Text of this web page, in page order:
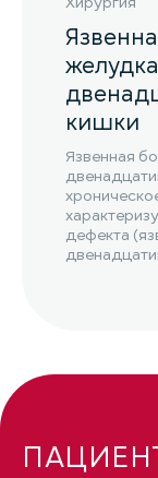
кишки
Язвенная
дефекта